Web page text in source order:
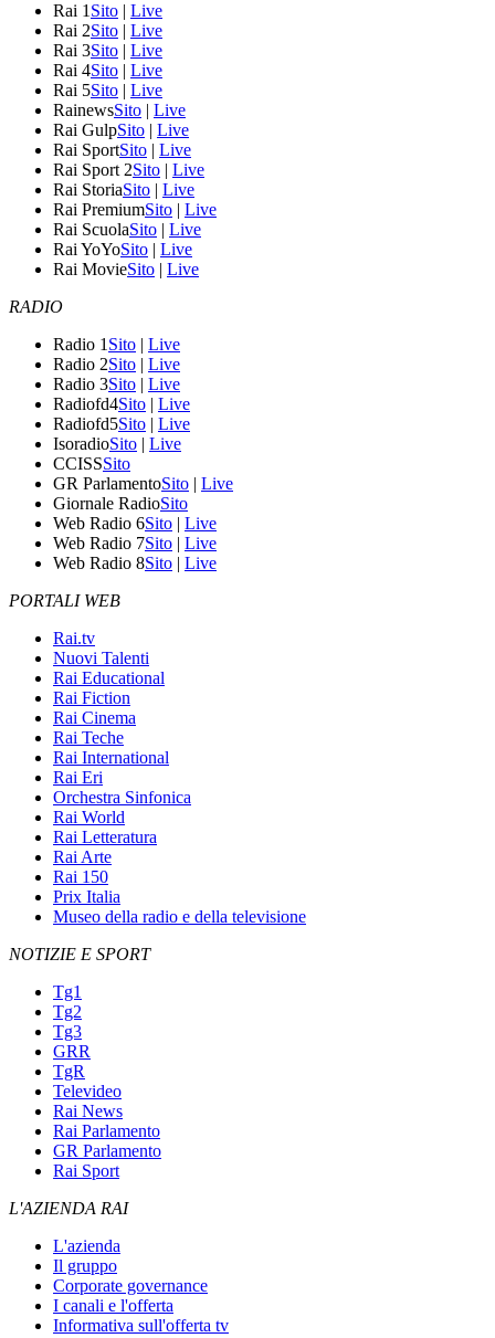
Rai 1 Sito | Live
Rai 2Sito | Live
Rai 3Sito | Live
Rai 4Sito | Live
Rai 5Sito | Live
RainewsSito | Live
Rai GulpSito | Live
Rai SportSito | Live
Rai Sport 2Sito | Live
Rai StoriaSito | Live
Rai PremiumSito | Live
Rai ScuolaSito | Live
Rai YoYoSito | Live
Rai MovieSito | Live
RADIO
Radio 1 Sito | Live
Radio 2Sito | Live
Radio 3Sito | Live
Radiofd4Sito | Live
Radiofd5Sito | Live
IsoradioSito | Live
CCISSSito
GR ParlamentoSito | Live
Giornale RadioSito
Web Radio 6Sito | Live
Web Radio 7Sito | Live
Web Radio 8Sito | Live
PORTALI WEB
Rai.tv
Nuovi Talenti
Rai Educational
Rai Fiction
Rai Cinema
Rai Teche
Rai International
Rai Eri
Orchestra Sinfonica
Rai World
Rai Letteratura
Rai Arte
Rai 150
Prix Italia
Museo della radio e della televisione
NOTIZIE E SPORT
Tg1
Tg2
Tg3
GRR
TgR
Televideo
Rai News
Rai Parlamento
GR Parlamento
Rai Sport
L'AZIENDA RAI
L'azienda
Il gruppo
Corporate governance
I canali e l'offerta
Informativa sull'offerta tv